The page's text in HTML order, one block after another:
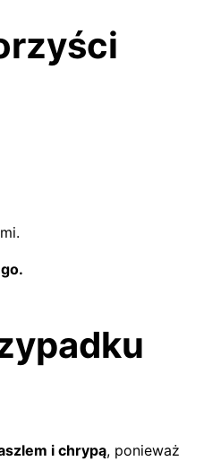
i chrypą, ponieważ